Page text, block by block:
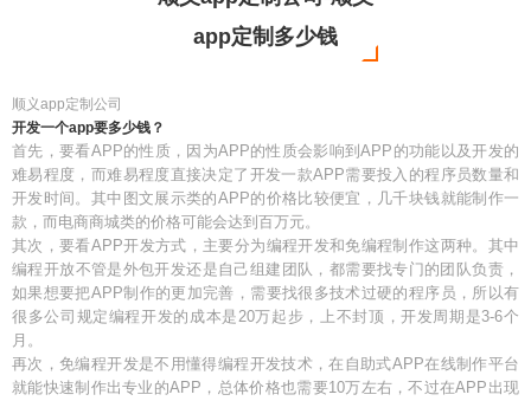
app定制多少钱
顺义app定制公司
开发一个app要多少钱？
首先，要看APP的性质，因为APP的性质会影响到APP的功能以及开发的
难易程度，而难易程度直接决定了开发一款APP需要投入的程序员数量和
开发时间。其中图文展示类的APP的价格比较便宜，几千块钱就能制作一
款，而电商商城类的价格可能会达到百万元。
其次，要看APP开发方式，主要分为编程开发和免编程制作这两种。其中
编程开放不管是外包开发还是自己组建团队，都需要找专门的团队负责，
如果想要把APP制作的更加完善，需要找很多技术过硬的程序员，所以有
很多公司规定编程开发的成本是20万起步，上不封顶，开发周期是3-6个
月。
再次，免编程开发是不用懂得编程开发技术，在自助式APP在线制作平台
就能快速制作出专业的APP，总体价格也需要10万左右，不过在APP出现